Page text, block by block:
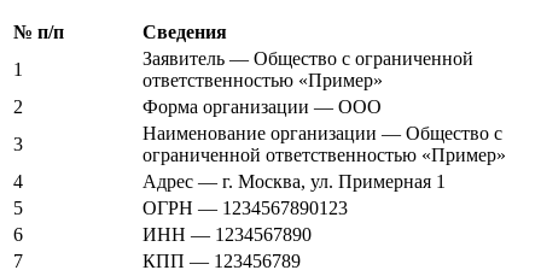
№ п/п
Сведения
1
Заявитель — Общество с ограниченной
ответственностью «Пример»
2
Форма организации — ООО
3
Наименование организации — Общество с
ограниченной ответственностью «Пример»
4
Адрес — г. Москва, ул. Примерная 1
5
ОГРН — 1234567890123
6
ИНН — 1234567890
7
КПП — 123456789